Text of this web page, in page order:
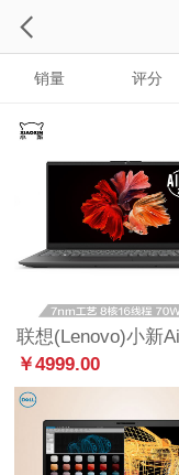
销量 评分
￥4999.00